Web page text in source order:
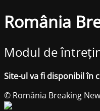
România
Modul de
Site-ul va fi disponibil în
© România Breaking